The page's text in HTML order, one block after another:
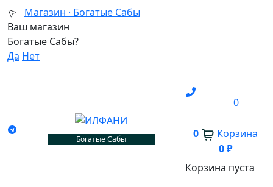
Магазин · Богатые Сабы
Ваш магазин
Богатые Сабы?
Да Нет
Богатые Сабы
0
0
Корзина
0₽
Корзина пуста